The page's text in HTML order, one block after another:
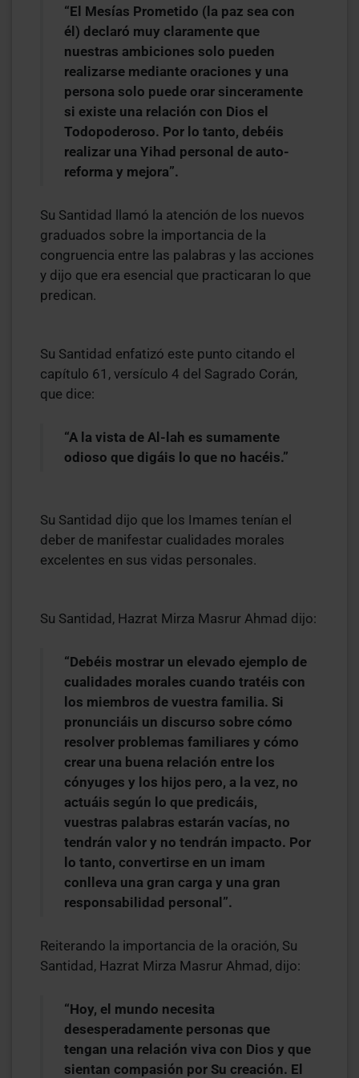
“El Mesías Prometido (la paz sea con
él) declaró muy claramente que
nuestras ambiciones solo pueden
realizarse mediante oraciones y una
persona solo puede orar sinceramente
si existe una relación con Dios el
Todopoderoso. Por lo tanto, debéis
realizar una Yihad personal de auto-
reforma y mejora”.
Su Santidad llamó la atención de los nuevos
graduados sobre la importancia de la
congruencia entre las palabras y las acciones
y dijo que era esencial que practicaran lo que
predican.
Su Santidad enfatizó este punto citando el
capítulo 61, versículo 4 del Sagrado Corán,
que dice:
“A la vista de Al-lah es sumamente
odioso que digáis lo que no hacéis.”
Su Santidad dijo que los Imames tenían el
deber de manifestar cualidades morales
excelentes en sus vidas personales.
Su Santidad, Hazrat Mirza Masrur Ahmad dijo:
“Debéis mostrar un elevado ejemplo de
cualidades morales cuando tratéis con
los miembros de vuestra familia. Si
pronunciáis un discurso sobre cómo
resolver problemas familiares y cómo
crear una buena relación entre los
cónyuges y los hijos pero, a la vez, no
actuáis según lo que predicáis,
vuestras palabras estarán vacías, no
tendrán valor y no tendrán impacto. Por
lo tanto, convertirse en un imam
conlleva una gran carga y una gran
responsabilidad personal”.
Reiterando la importancia de la oración, Su
Santidad, Hazrat Mirza Masrur Ahmad, dijo:
“Hoy, el mundo necesita
desesperadamente personas que
tengan una relación viva con Dios y que
sientan compasión por Su creación. El